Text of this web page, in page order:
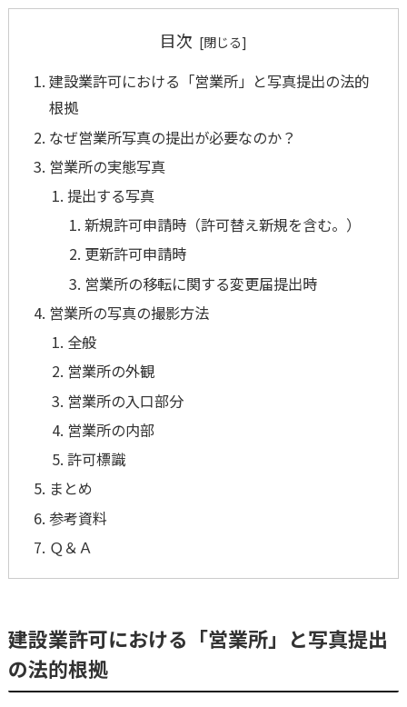
目次
建設業許可における「営業所」と写真提出の法的
根拠
なぜ営業所写真の提出が必要なのか？
営業所の実態写真
提出する写真
新規許可申請時（許可替え新規を含む。）
更新許可申請時
営業所の移転に関する変更届提出時
営業所の写真の撮影方法
全般
営業所の外観
営業所の入口部分
営業所の内部
許可標識
まとめ
参考資料
Ｑ＆Ａ
建設業許可における「営業所」と写真提出
の法的根拠